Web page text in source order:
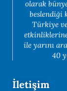
olarak
beslendiği
Türkiye
ile yarını
40
İletişim